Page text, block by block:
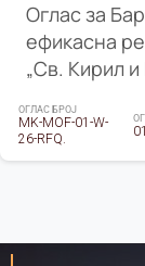
Оглас за
ефикасна
„Св. Кирил
ОГЛАС БРОЈ
MK-MOF-01-W-
26-RFQ.